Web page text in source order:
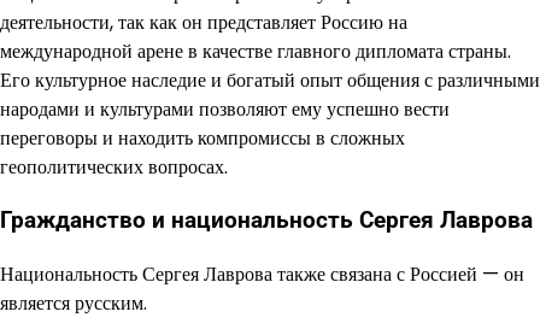
деятельности, так как он представляет Россию на
международной арене в качестве главного дипломата страны.
Его культурное наследие и богатый опыт общения с различными
народами и культурами позволяют ему успешно вести
переговоры и находить компромиссы в сложных
геополитических вопросах.
Гражданство и национальность Сергея Лаврова
Национальность Сергея Лаврова также связана с Россией — он
является русским.